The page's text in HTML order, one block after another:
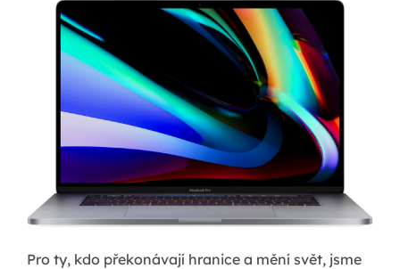
Pro ty, kdo překonávají hranice a mění svět, jsme